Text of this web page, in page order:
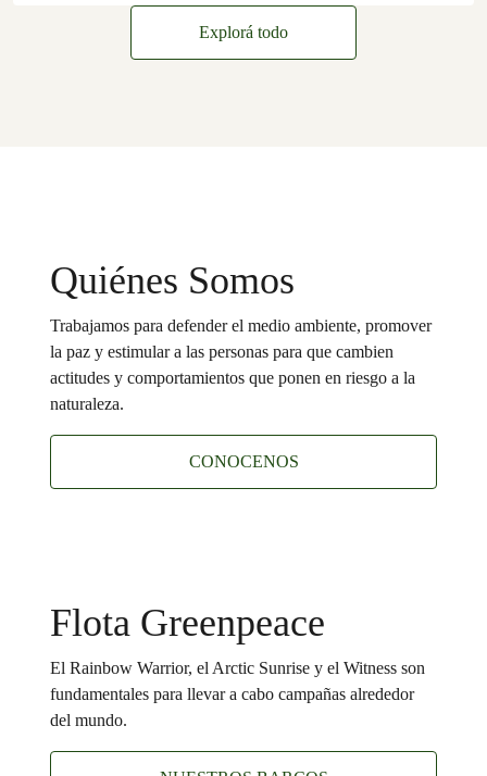
Explorá todo
Quiénes Somos
Trabajamos para defender el medio ambiente, promover
la paz y estimular a las personas para que cambien
actitudes y comportamientos que ponen en riesgo a la
naturaleza.
CONOCENOS
Flota Greenpeace
El Rainbow Warrior, el Arctic Sunrise y el Witness son
fundamentales para llevar a cabo campañas alrededor
del mundo.